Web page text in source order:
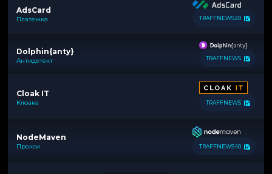
AdsCard
Платежка TRAFFNEWS20
Dolphin{anty}
Антидетект TRAFFNEWS
Cloak IT
Клоака TRAFFNEWS
NodeMaven
Прокси TRAFFNEWS40